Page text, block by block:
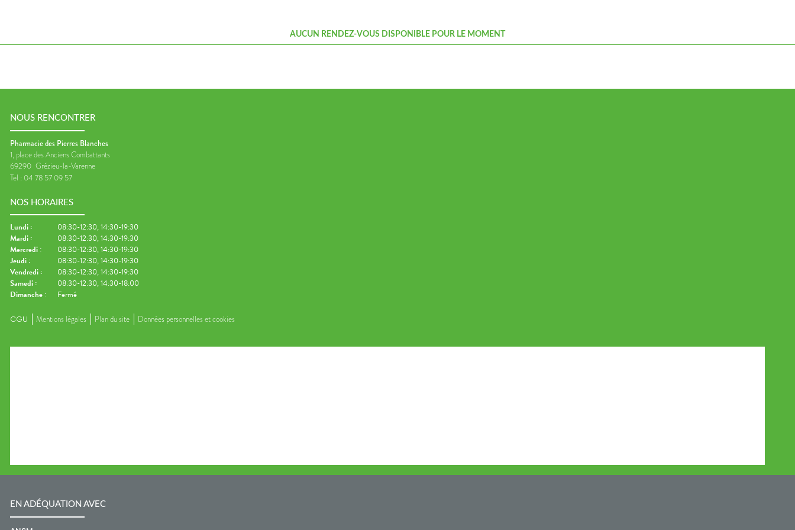
DE SANTÉ
AUCUN RENDEZ-VOUS DISPONIBLE POUR LE MOMENT
NOUS RENCONTRER
Pharmacie des Pierres Blanches
1, place des Anciens Combattants
69290 Grézieu-la-Varenne
Tel : 04 78 57 09 57
NOS HORAIRES
Lundi :
08:30-12:30, 14:30-19:30
Mardi :
08:30-12:30, 14:30-19:30
Mercredi :
08:30-12:30, 14:30-19:30
Jeudi :
08:30-12:30, 14:30-19:30
Vendredi :
08:30-12:30, 14:30-19:30
Samedi :
08:30-12:30, 14:30-18:00
Dimanche : Fermé
CGU Mentions légales Plan du site Données personnelles et cookies
EN ADÉQUATION AVEC